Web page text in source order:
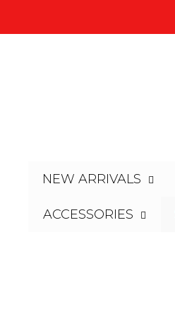
NEW ARRIVALS
ACCESSORIES